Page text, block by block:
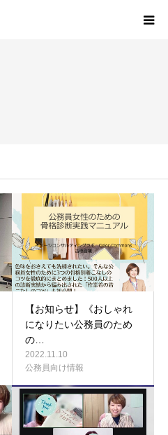
【お知らせ】《おしゃれ
になりたい公務員のため
の…
2022.11.10
公務員向け情報